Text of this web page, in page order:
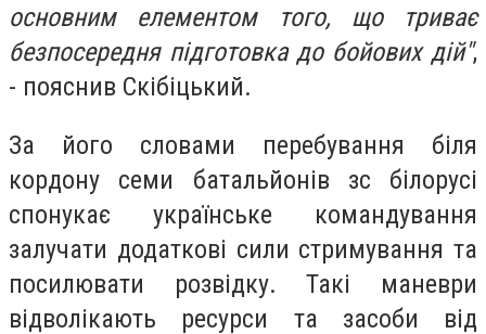
основним елементом того, що триває
безпосередня підготовка до бойових дій",
- пояснив Скібіцький.
За його словами перебування біля
кордону семи батальйонів зс білорусі
спонукає українське командування
залучати додаткові сили стримування та
посилювати розвідку. Такі маневри
відволікають ресурси та засоби від